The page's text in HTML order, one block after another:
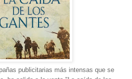
publicitarias más intensas que se